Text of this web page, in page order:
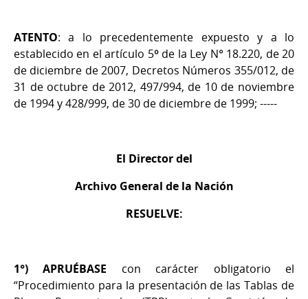
ATENTO: a lo precedentemente expuesto y a lo
establecido en el artículo 5º de la Ley N° 18.220, de 20
de diciembre de 2007, Decretos Números 355/012, de
31 de octubre de 2012, 497/994, de 10 de noviembre
de 1994 y 428/999, de 30 de diciembre de 1999; -----
El Director del
Archivo General de la Nación
RESUELVE:
1°) APRUÉBASE con carácter obligatorio el
“Procedimiento para la presentación de las Tablas de